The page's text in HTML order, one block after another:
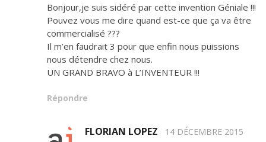
Bonjour,je suis sidéré par cette invention Géniale !!!
Pouvez vous me dire quand est-ce que ça va être
commercialisé ???
Il m’en faudrait 3 pour que enfin nous puissions
nous détendre chez nous.
UN GRAND BRAVO à L’INVENTEUR !!!
Répondre
FLORIAN LOPEZ 14 DÉCEMBRE 2015